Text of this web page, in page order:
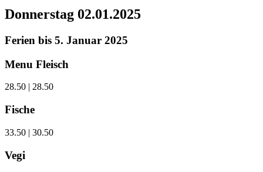
Donnerstag 02.01.2025
Ferien bis 5. Januar 2025
Menu Fleisch
28.50 | 28.50
Fische
33.50 | 30.50
Vegi